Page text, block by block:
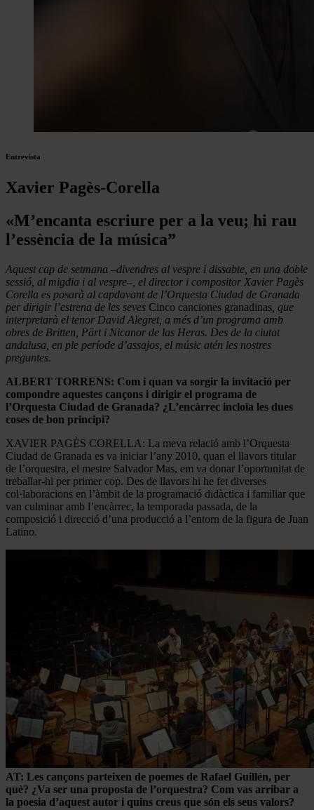
Entrevista
Xavier Pagès-Corella
«M’encanta escriure per a la veu; hi rau
l’essència de la música”
Aquest cap de setmana –divendres al vespre i dissabte, en una doble
sessió, al migdia i al vespre–, el director i compositor Xavier Pagès
Corella es posarà al capdavant de l’Orquesta Ciudad de Granada
per dirigir l’estrena de les seves Cinco canciones granadinas , que
interpretarà el tenor David Alegret, a més d’un programa amb
obres de Britten, Pärt i Nicanor de las Heras. Des de la ciutat
andalusa, en ple període d’assajos, el músic atén les nostres
preguntes.
ALBERT TORRENS: Com i quan va sorgir la invitació per
compondre aquestes cançons i dirigir el programa de
l’Orquesta Ciudad de Granada? ¿L’encàrrec incloïa les dues
coses de bon principi?
XAVIER PAGÈS CORELLA: La meva relació amb l’Orquesta
Ciudad de Granada es va iniciar l’any 2010, quan el llavors titular
de l’orquestra, el mestre Salvador Mas, em va donar l’oportunitat de
treballar-hi per primer cop. Des de llavors hi he fet diverses
col·laboracions en l’àmbit de la programació didàctica i familiar que
van culminar amb l’encàrrec, la temporada passada, de la
composició i direcció d’una producció a l’entorn de la figura de Juan
Latino.
AT: Les cançons parteixen de poemes de Rafael Guillén, per
què? ¿Va ser una proposta de l’orquestra? Com vas arribar a
la poesia d’aquest autor i quins creus que són els seus valors?